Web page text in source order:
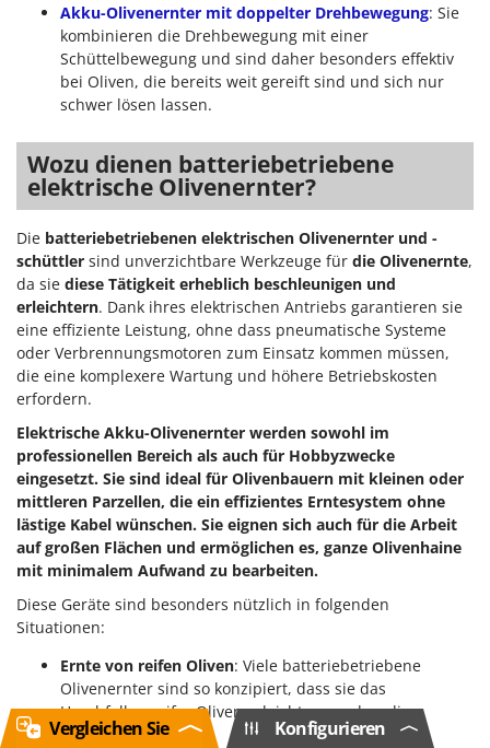
Akku-Olivenernter mit doppelter Drehbewegung: Sie
kombinieren die Drehbewegung mit einer
Schüttelbewegung und sind daher besonders effektiv
bei Oliven, die bereits weit gereift sind und sich nur
schwer lösen lassen.
Wozu dienen batteriebetriebene
elektrische Olivenernter?
Die batteriebetriebenen elektrischen Olivenernter und -
schüttler sind unverzichtbare Werkzeuge für die Olivenernte,
da sie diese Tätigkeit erheblich beschleunigen und
erleichtern. Dank ihres elektrischen Antriebs garantieren sie
eine effiziente Leistung, ohne dass pneumatische Systeme
oder Verbrennungsmotoren zum Einsatz kommen müssen,
die eine komplexere Wartung und höhere Betriebskosten
erfordern.
Elektrische Akku-Olivenernter werden sowohl im
professionellen Bereich als auch für Hobbyzwecke
eingesetzt. Sie sind ideal für Olivenbauern mit kleinen oder
mittleren Parzellen, die ein effizientes Erntesystem ohne
lästige Kabel wünschen. Sie eignen sich auch für die Arbeit
auf großen Flächen und ermöglichen es, ganze Olivenhaine
mit minimalem Aufwand zu bearbeiten.
Diese Geräte sind besonders nützlich in folgenden
Situationen:
Ernte von reifen Oliven: Viele batteriebetriebene
Olivenernter sind so konzipiert, dass sie das
Herabfallen reifer Oliven erleichtern und so die
Erntezeit verkürzen.
Konfigurieren
Vergleichen Sie